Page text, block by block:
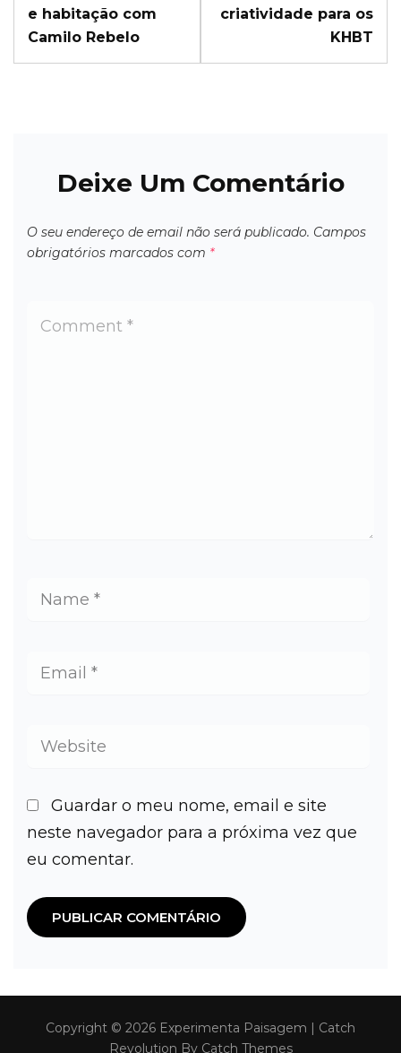
e habitação com
Camilo Rebelo
criatividade para os
KHBT
Deixe Um Comentário
O seu endereço de email não será publicado. Campos
obrigatórios marcados com *
Guardar o meu nome, email e site
neste navegador para a próxima vez que
eu comentar.
Copyright © 2026 Experimenta Paisagem
Catch
Revolution By Catch Themes